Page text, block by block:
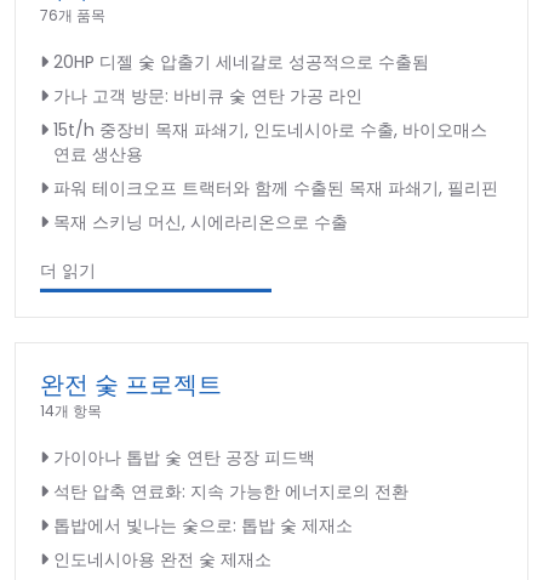
76개 품목
20HP 디젤 숯 압출기 세네갈로 성공적으로 수출됨
가나 고객 방문: 바비큐 숯 연탄 가공 라인
15t/h 중장비 목재 파쇄기, 인도네시아로 수출, 바이오매스
연료 생산용
파워 테이크오프 트랙터와 함께 수출된 목재 파쇄기, 필리핀
목재 스키닝 머신, 시에라리온으로 수출
더 읽기
완전 숯 프로젝트
14개 항목
가이아나 톱밥 숯 연탄 공장 피드백
석탄 압축 연료화: 지속 가능한 에너지로의 전환
톱밥에서 빛나는 숯으로: 톱밥 숯 제재소
인도네시아용 완전 숯 제재소